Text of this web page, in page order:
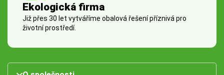
Ekologická firma
Již přes 30 let vytváříme obalová řešení příznivá pro
životní prostředí.